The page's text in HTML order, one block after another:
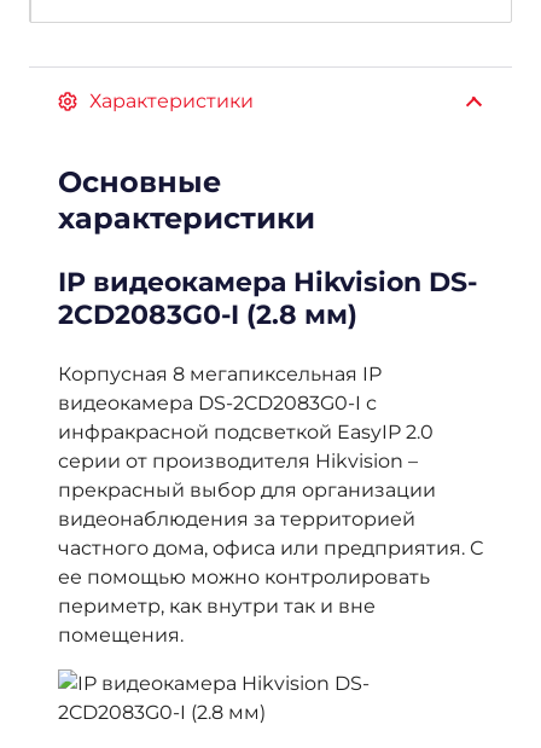
Характеристики
Основные
характеристики
IP видеокамера Hikvision DS-
2CD2083G0-I (2.8 мм)
Корпусная 8 мегапиксельная IP
видеокамера DS-2CD2083G0-I с
инфракрасной подсветкой EasyIP 2.0
серии от производителя Hikvision –
прекрасный выбор для организации
видеонаблюдения за территорией
частного дома, офиса или предприятия. С
ее помощью можно контролировать
периметр, как внутри так и вне
помещения.